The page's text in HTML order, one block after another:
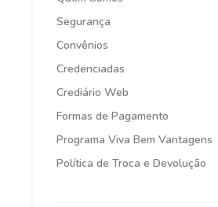
Segurança
Convênios
Credenciadas
Crediário Web
Formas de Pagamento
Programa Viva Bem Vantagens
Política de Troca e Devolução